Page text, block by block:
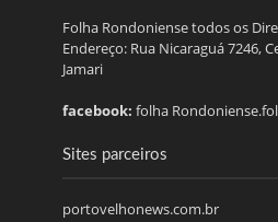
Folha Rondoniense todos os
Endereço: Rua Nicaraguá 7246,
Jamari
facebook: folha
Sites parceiros
portovelhonews.com.br